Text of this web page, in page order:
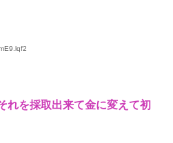
れを採取出来て金に変えて初